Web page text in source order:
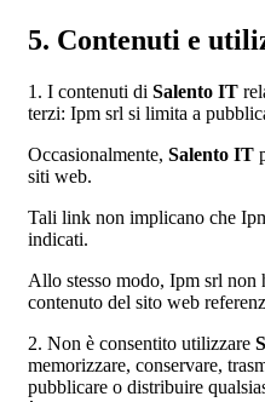
5. Contenuti e
1. I contenuti di Salento IT
terzi: Ipm srl si limita a
Occasionalmente, Salento IT
siti web.
Tali link non implicano che
indicati.
Allo stesso modo, Ipm srl non
contenuto del sito web
2. Non è consentito utilizzare
memorizzare, conservare,
pubblicare o distribuire